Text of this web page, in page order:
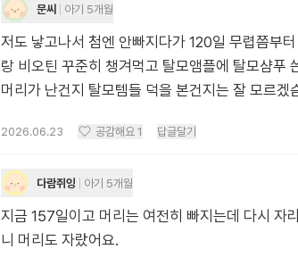
문씨 아기 5개월
저도 낳고나서 첨엔 안빠지다가 120일 무렵쯤부
랑 비오틴 꾸준히 챙겨먹고 탈모앰플에 탈모샴푸
머리가 난건지 탈모템들 덕을 본건지는 잘 모르겠
2026.06.23 공감해요 1 답글달기
다람쥐잉 아기 5개월
지금 157일이고 머리는 여전히 빠지는데 다시 자
니 머리도 자랐어요.